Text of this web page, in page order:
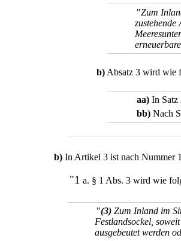
"Zum
zustehende
b) Absatz 3 wird wie
aa) In Satz
bb) Nach
b) In Artikel 3 ist nach Nummer
"1 a. § 1 Abs. 3 wird wie
"(3) Zum Inland im
Festlandsockel,
ausgebeutet werden